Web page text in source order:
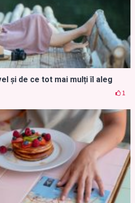
și de ce tot mai mulți îl aleg
1